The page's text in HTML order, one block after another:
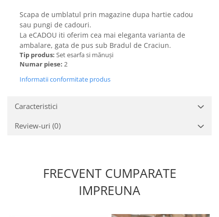
Scapa de umblatul prin magazine dupa hartie cadou
sau pungi de cadouri.
La eCADOU iti oferim cea mai eleganta varianta de
ambalare, gata de pus sub Bradul de Craciun.
Tip produs: Set esarfa si mănuși
Numar piese: 2
Informatii conformitate produs
Caracteristici
Review-uri (0)
FRECVENT CUMPARATE
IMPREUNA